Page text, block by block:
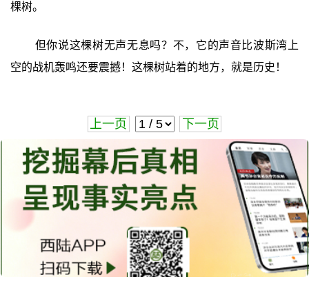
棵树。
但你说这棵树无声无息吗？不，它的声音比波斯湾上
空的战机轰鸣还要震撼！这棵树站着的地方，就是历史！
上一页 下一页